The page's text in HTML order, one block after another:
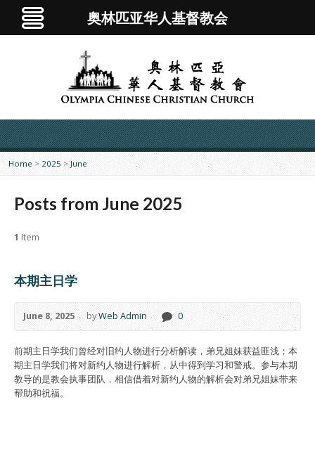
Home > 2025>June
Posts from June 2025
1 Item
本期主日学
June 8, 2025 byWeb Admin 0
前期主日学我们曾经对旧约人物进行分析解读，弟兄姐妹获益匪浅；本
期主日学我们将对新约人物进行解析，从中得到学习和警戒。参与本期
教导的是教会执事团队，相信借着对新约人物的解析会对弟兄姐妹带来
帮助和祝福。
奥林匹亚华人基督教会